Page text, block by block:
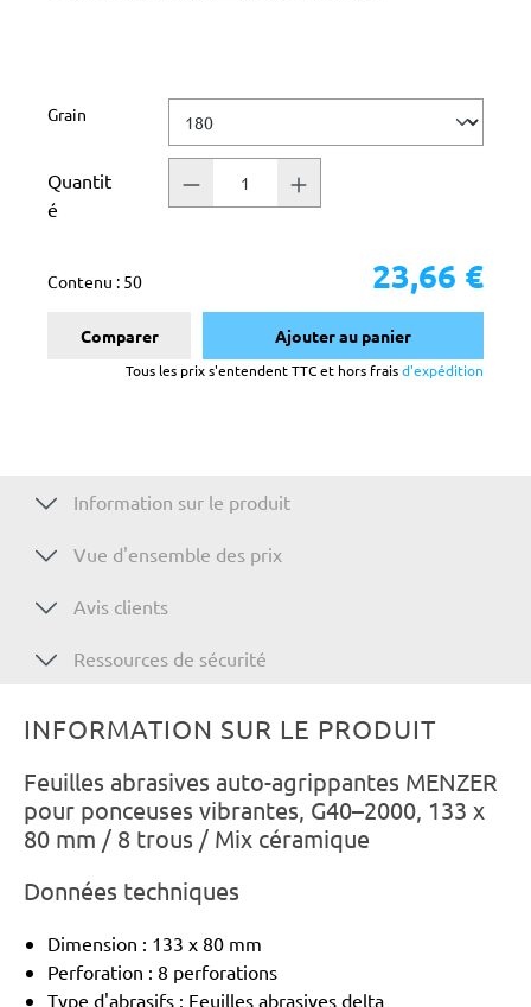
Sélectionnez
Grain
Quantit
é
Contenu : 50 23,66 €
Comparer Ajouter au panier
Tous les prix s'entendent TTC et hors fraisd'expédition
Information sur le produit
Vue d'ensemble des prix
Avis clients
Ressources de sécurité
INFORMATION SUR LE PRODUIT
Feuilles abrasives auto-agrippantes MENZER
pour ponceuses vibrantes, G40–2000, 133 x
80 mm / 8 trous / Mix céramique
Données techniques
Dimension : 133 x 80 mm
Perforation : 8 perforations
Type d'abrasifs : Feuilles abrasives delta